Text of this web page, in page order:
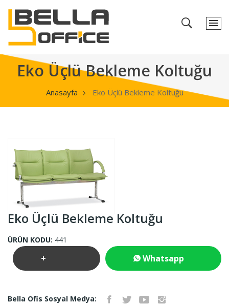
Eko Üçlü Bekleme Koltuğu
Anasayfa Eko Üçlü Bekleme Koltuğu
Eko Üçlü Bekleme Koltuğu
ÜRÜN KODU: 441
+ Whatsapp
Bella Ofis Sosyal Medya: